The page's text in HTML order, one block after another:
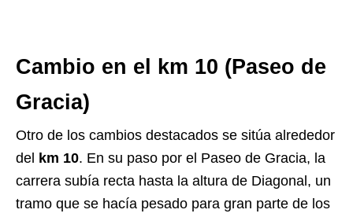
Cambio en el km 10 (Paseo de
Gracia)
Otro de los cambios destacados se sitúa alrededor
del km 10. En su paso por el Paseo de Gracia, la
carrera subía recta hasta la altura de Diagonal, un
tramo que se hacía pesado para gran parte de los